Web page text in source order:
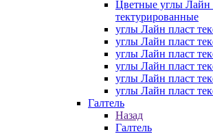
Цветные углы Лайн
тектурированные
углы Лайн пласт
углы Лайн пласт
углы Лайн пласт
углы Лайн пласт
углы Лайн пласт
углы Лайн пласт
Галтель
Назад
Галтель